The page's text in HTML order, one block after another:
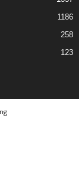
1186
258
123